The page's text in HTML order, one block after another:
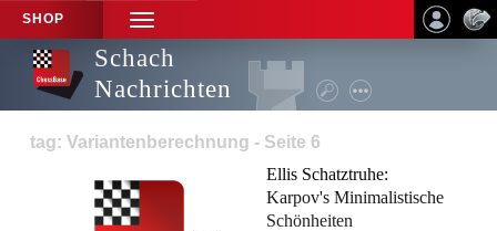
SHOP
TOGGLE
NAVIGATION
Schach
Nachrichten
tag: Variantenberechnung - Seite 6
Ellis Schatztruhe:
Karpov's Minimalistische
Schönheiten